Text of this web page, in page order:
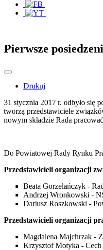
Pierwsze
Drukuj
31 stycznia 2017 r. odbyło się
tworzą przedstawiciele
nowym składzie Rada
Do Powiatowej Rady Rynku
Przedstawicieli organizacji
Beata Gorzelańczyk -
Andrzej Wronkowski -
Dariusz Roszkowski -
Przedstawicieli organizacji
Magdalena Majchrzak -
Krzysztof Motyka - Cech